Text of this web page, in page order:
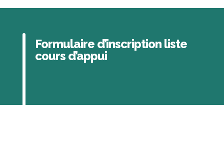
Formulaire d’inscription liste
cours d’appui